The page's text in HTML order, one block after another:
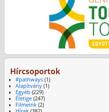
Hírcsoportok
#pathways(1)
Alapítvány(1)
Egyéb (229)
Életige(247)
Filmeink(2)